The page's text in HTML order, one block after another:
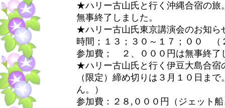
★ハリー古山氏と行く沖縄合宿の旅
無事終了しました。
★ハリー古山氏東京講演会のお知ら
時間；１３；３０～１７；００ （
参加費； ２、０００円は無事終了
★ハリー古山氏と行く伊豆大島合宿
（限定）締め切りは３月１０日ま
ん。）
参加費：２８,０００円（ジェット